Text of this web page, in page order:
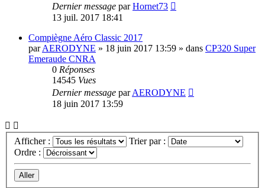
Dernier message parHornet73
13 juil. 2017 18:41
Compiègne Aéro Classic 2017
parAERODYNE » 18 juin 2017 13:59 » dans CP320 Super
Emeraude CNRA
0 Réponses
14545 Vues
Dernier message parAERODYNE
18 juin 2017 13:59
Afficher :
Trier par :
Ordre :